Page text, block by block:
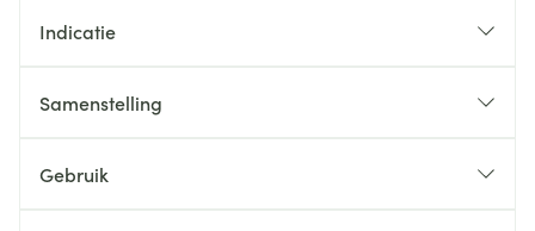
Indicatie
Samenstelling
Gebruik